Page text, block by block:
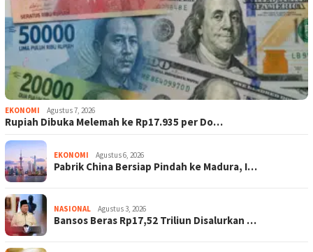
EKONOMI Agustus 7, 2026
Rupiah Dibuka Melemah ke Rp17.935 per Do…
EKONOMI Agustus 6, 2026
Pabrik China Bersiap Pindah ke Madura, I…
NASIONAL Agustus 3, 2026
Bansos Beras Rp17,52 Triliun Disalurkan …